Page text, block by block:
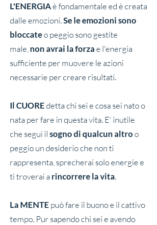
L'ENERGIAè fondamentale ed è creata
dalle emozioni.Se le emozioni sono
bloccateo peggio sono gestite
male, non avrai la forzae l'energia
sufficiente per muovere le azioni
necessarie per creare risultati.
Il CUOREdetta chi sei e cosa sei nato o
nata per fare in questa vita. E' inutile
che segui ilsogno di qualcun altroo
peggio un desiderio che non ti
rappresenta, sprecherai solo energie e
ti troverai a rincorrere la vita.
La MENTE può fare il buono e il cattivo
tempo. Pur sapendo chi sei e avendo